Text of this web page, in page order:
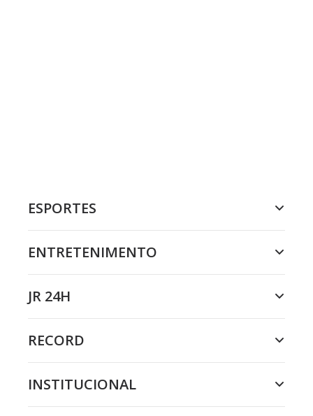
ESPORTES
ENTRETENIMENTO
JR 24H
RECORD
INSTITUCIONAL